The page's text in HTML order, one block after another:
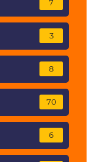
7
3
8
70
6